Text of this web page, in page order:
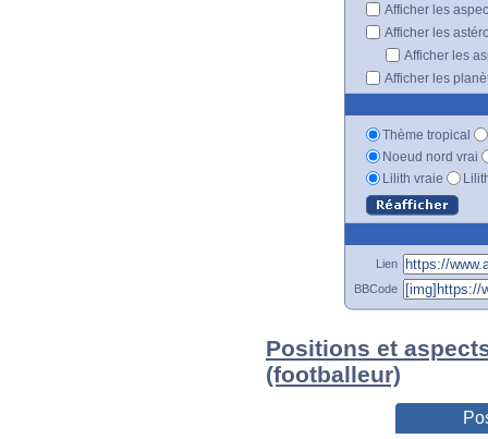
Afficher les
Afficher les
Afficher les
Afficher les
Thème tropical
Noeud nord vrai
Lilith vraie
Lien
BBCode
Positions et
(footballeur)